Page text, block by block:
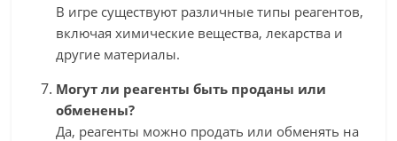
В игре существуют различные типы реагентов,
включая химические вещества, лекарства и
другие материалы.
Могут ли реагенты быть проданы или
обменены?
Да, реагенты можно продать или обменять на